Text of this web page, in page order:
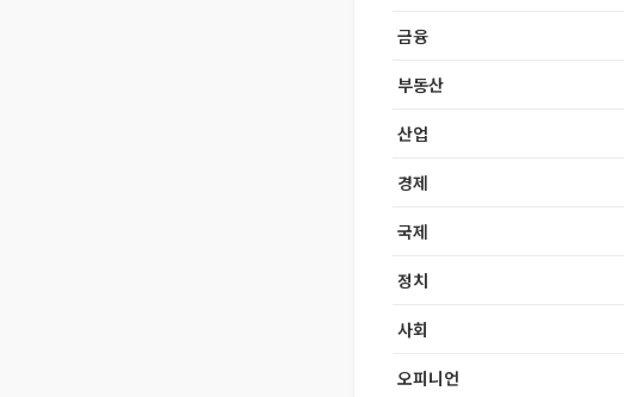
금융
부동산
산업
경제
국제
정치
사회
오피니언